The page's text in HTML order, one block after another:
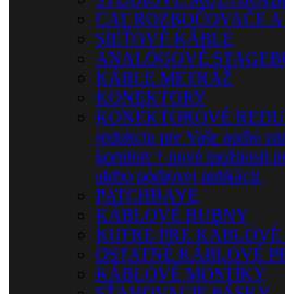
CAT ROZBOČOVAČE
SIEŤOVÉ KÁBLE
ANALÓGOVÉ
KÁBLE METRÁŽ
KONEKTORY
KONEKTOROVÉ
redukciu pre Vaše audio
komfort + nové možnosti
alebo pódiovej aplikácii.
PATCHBAYE
KÁBLOVÉ BUBNY
KUFRE PRE KÁBLOVÉ
OSTATNÉ KÁBLOVÉ
KÁBLOVÉ MOSTÍKY